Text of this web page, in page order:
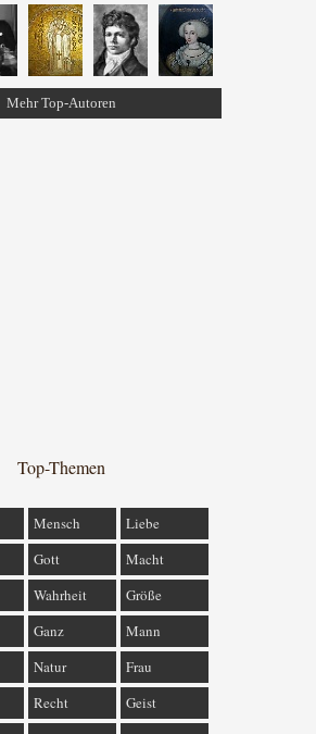
Mehr Top-Autoren
Top-Themen
Mensch
Liebe
Gott
Macht
Wahrheit
Größe
Ganz
Mann
Natur
Frau
Recht
Geist